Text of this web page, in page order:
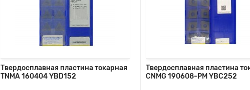
Твердосплавная пластина токарная
TNMA 160404 YBD152
Твердосплавная пластина
CNMG 190608-PM YBC252